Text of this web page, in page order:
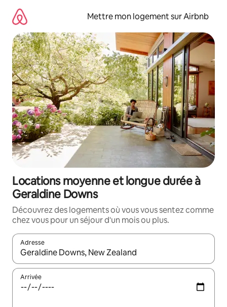
directement
contenu
Mettre mon logement sur Airbnb
Locations moyenne et longue durée à
Geraldine Downs
Découvrez des logements où vous vous sentez comme
chez vous pour un séjour d'un mois ou plus.
Adresse
Lorsque les résultats s'affichent, utilisez les flèches vers le
Arrivée